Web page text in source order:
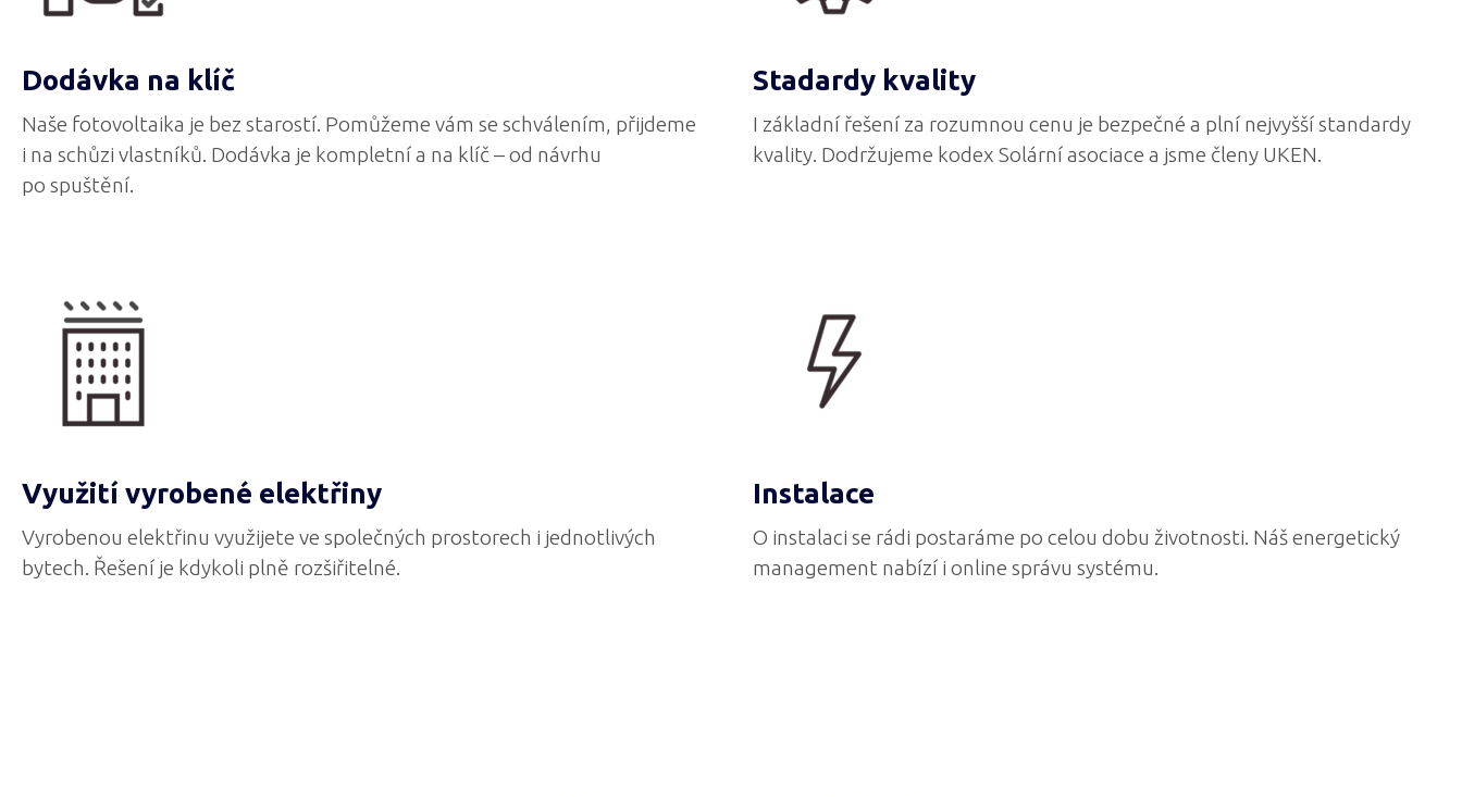
Dodávka na klíč
Naše fotovoltaika je bez starostí. Pomůžeme vám se schválením, přijdeme
i na schůzi vlastníků. Dodávka je kompletní a na klíč – od návrhu
po spuštění.
Stadardy kvality
I základní řešení za rozumnou cenu je bezpečné a plní nejvyšší standardy
kvality. Dodržujeme kodex Solární asociace a jsme členy UKEN.
Využití vyrobené elektřiny
Vyrobenou elektřinu využijete ve společných prostorech i jednotlivých
bytech. Řešení je kdykoli plně rozšiřitelné.
Instalace
O instalaci se rádi postaráme po celou dobu životnosti. Náš energetický
management nabízí i online správu systému.